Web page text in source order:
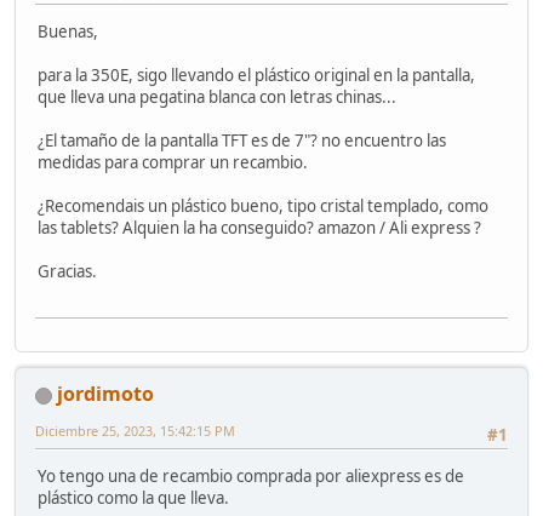
Buenas,
para la 350E, sigo llevando el plástico original en la pantalla,
que lleva una pegatina blanca con letras chinas...
¿El tamaño de la pantalla TFT es de 7"? no encuentro las
medidas para comprar un recambio.
¿Recomendais un plástico bueno, tipo cristal templado, como
las tablets? Alquien la ha conseguido? amazon / Ali express ?
Gracias.
jordimoto
#1
Diciembre 25, 2023, 15:42:15 PM
Yo tengo una de recambio comprada por aliexpress es de
plástico como la que lleva.